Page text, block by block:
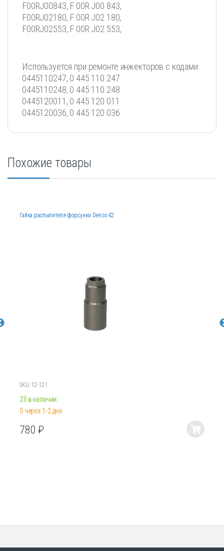
F00RJ00843, F 00R J00 843,
F00RJ02180, F 00R J02 180,
F00RJ02553, F 00R J02 553,
Используется при ремонте инжекторов с кодами:
0445110247, 0 445 110 247
0445110248, 0 445 110 248
0445120011, 0 445 120 011
0445120036, 0 445 120 036
Похожие товары
Гайка распылителя форсунки Denso 42
SKU: 12-121
23 в наличии
0 через 1-2 дня
780₽
Этот
товара.